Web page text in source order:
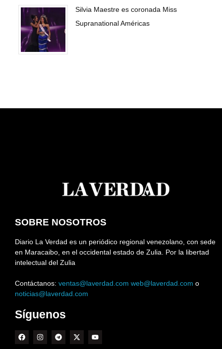
Silvia Maestre es coronada Miss
Supranational Américas
SOBRE NOSOTROS
Diario La Verdad es un periódico regional venezolano, con sede
en Maracaibo, en el occidental estado de Zulia. Por la libertad
intelectual del Zulia
Contáctanos: ventas@laverdad.com web@laverdad.com o
noticias@laverdad.com
Síguenos